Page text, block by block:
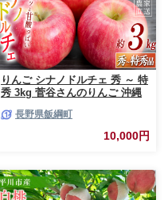
りんご シナノドルチェ 秀 ～ 特
秀 3kg 菅谷さんのりんご 沖縄
頃から2026年10月上旬頃まで順
次発送予定 令和8年度出荷分 長
長野県飯綱町
10,000円